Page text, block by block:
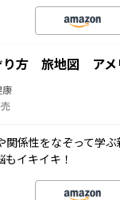
り方 旅地図 アメ
康
関係性をなぞって学
もイキイキ！